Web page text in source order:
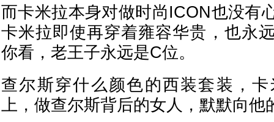
而卡米拉本身对做时尚ICON也没有
卡米拉即使再穿着雍容华贵，也永
你看，老王子永远是C位。
查尔斯穿什么颜色的西装套装，
上，做查尔斯背后的女人，默默向他